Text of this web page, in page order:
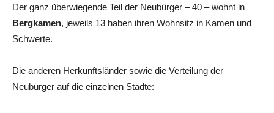
Der ganz überwiegende Teil der Neubürger – 40 – wohnt in
Bergkamen, jeweils 13 haben ihren Wohnsitz in Kamen und
Schwerte.
Die anderen Herkunftsländer sowie die Verteilung der
Neubürger auf die einzelnen Städte: